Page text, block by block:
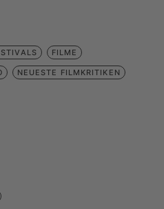
FILME
NEUESTE FILMKRITIKEN